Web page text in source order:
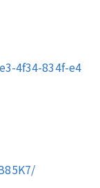
4f34-834f-e4